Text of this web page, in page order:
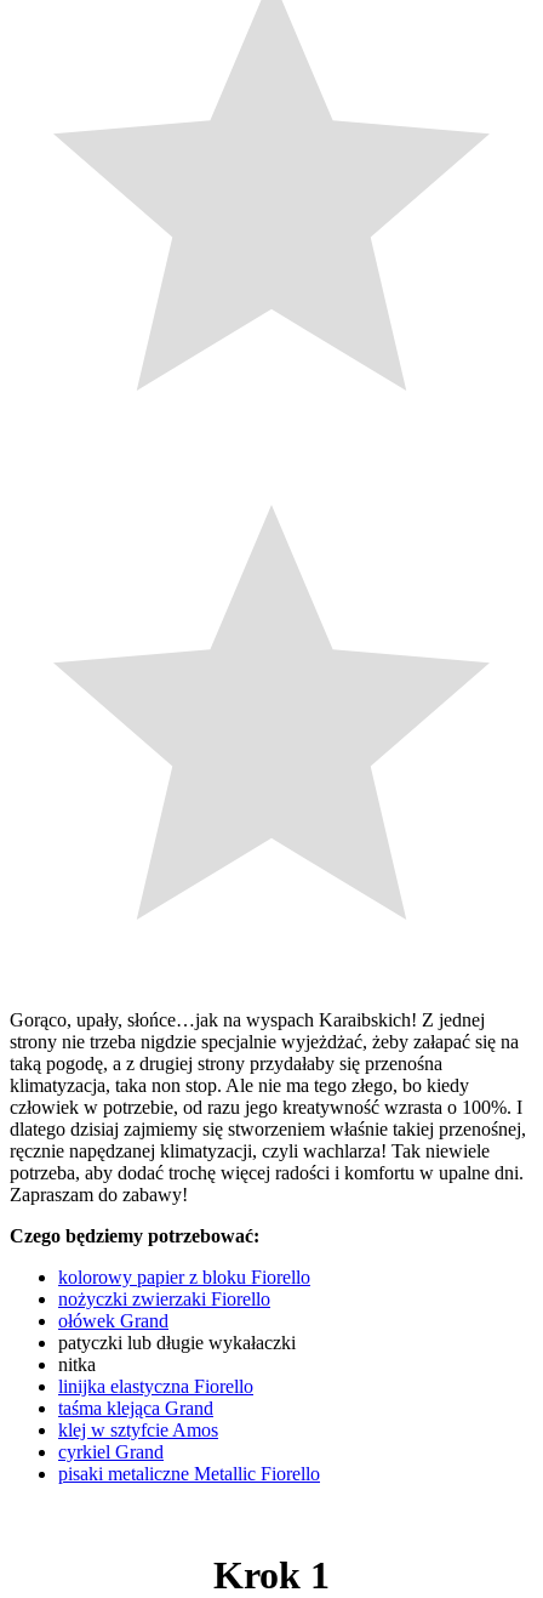
Gorąco, upały, słońce…jak na wyspach Karaibskich! Z jednej
strony nie trzeba nigdzie specjalnie wyjeżdżać, żeby załapać się na
taką pogodę, a z drugiej strony przydałaby się przenośna
klimatyzacja, taka non stop. Ale nie ma tego złego, bo kiedy
człowiek w potrzebie, od razu jego kreatywność wzrasta o 100%. I
dlatego dzisiaj zajmiemy się stworzeniem właśnie takiej przenośnej,
ręcznie napędzanej klimatyzacji, czyli wachlarza! Tak niewiele
potrzeba, aby dodać trochę więcej radości i komfortu w upalne dni.
Zapraszam do zabawy!
Czego będziemy potrzebować:
kolorowy papier z bloku Fiorello
nożyczki zwierzaki Fiorello
ołówek Grand
patyczki lub długie wykałaczki
nitka
linijka elastyczna Fiorello
taśma klejąca Grand
klej w sztyfcie Amos
cyrkiel Grand
pisaki metaliczne Metallic Fiorello
Krok 1